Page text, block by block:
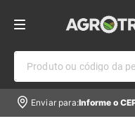
Produto ou código da
Enviar para:Informe o